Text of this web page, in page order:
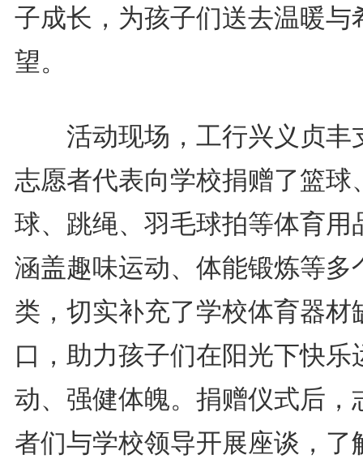
子成长，为孩子们送去温暖与
望。
活动现场，工行兴义贞丰
志愿者代表向学校捐赠了篮球
球、跳绳、羽毛球拍等体育用
涵盖趣味运动、体能锻炼等多
类，切实补充了学校体育器材
口，助力孩子们在阳光下快乐
动、强健体魄。捐赠仪式后，
者们与学校领导开展座谈，了